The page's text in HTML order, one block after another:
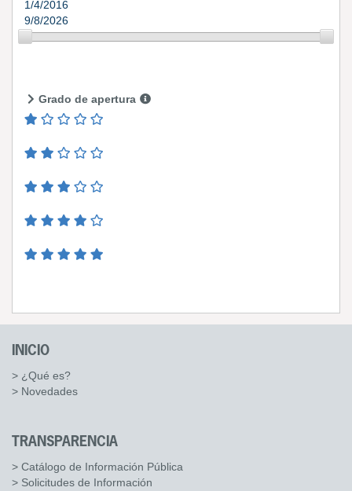
1/4/2016
9/8/2026
Grado de apertura
INICIO
> ¿Qué es?
> Novedades
TRANSPARENCIA
> Catálogo de Información Pública
> Solicitudes de Información